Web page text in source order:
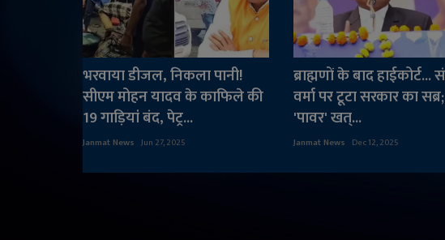
भरवाया डीजल, निकला पानी!
सीएम मोहन यादव के काफिले की
19 गाड़ियां बंद, पेट्र...
Janmat News Jun 27, 2025
ब्राह्मणों के बाद हाईकोर्ट...
वर्मा पर टूटा सरकार का सब्र;
'पावर' खत्...
Janmat News Dec 12, 2025